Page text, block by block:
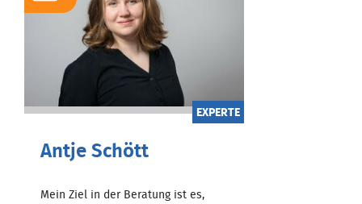
EXPERTE
Antje Schött
Mein Ziel in der Beratung ist es,